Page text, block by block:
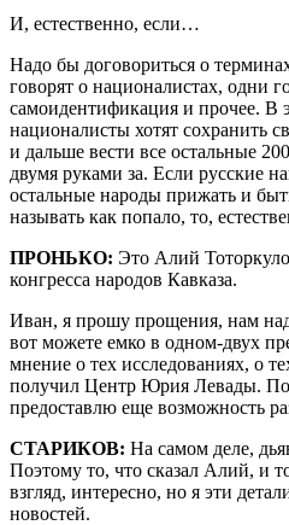
И, естественно, если…
Надо бы договориться о
говорят о националистах, одни
самоидентификация и прочее. В
националисты хотят сохранить
и дальше вести все остальные
двумя руками за. Если русские
остальные народы прижать и
называть как попало, то,
ПРОНЬКО: Это Алий
конгресса народов Кавказа.
Иван, я прошу прощения, нам
вот можете емко в одном-двух
мнение о тех исследованиях, о
получил Центр Юрия Левады.
предоставлю еще возможность
СТАРИКОВ: На самом деле,
Поэтому то, что сказал Алий, и
взгляд, интересно, но я эти
новостей.